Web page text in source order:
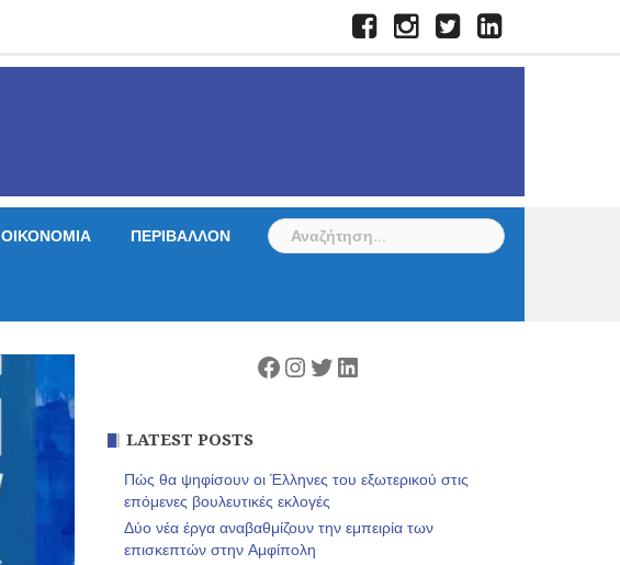
FacebookInstagramTwitterLinkedIn
ΟΙΚΟΝΟΜΙΑ ΠΕΡΙΒΑΛΛΟΝ
Αναζήτηση
για:
Facebook
Instagram
Twitter
Linkedin
LATEST POSTS
Πώς θα ψηφίσουν οι Έλληνες του εξωτερικού στις
επόμενες βουλευτικές εκλογές
Δύο νέα έργα αναβαθμίζουν την εμπειρία των
επισκεπτών στην Αμφίπολη